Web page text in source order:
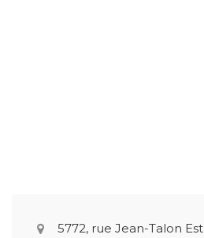
5772, rue Jean-Talon Est